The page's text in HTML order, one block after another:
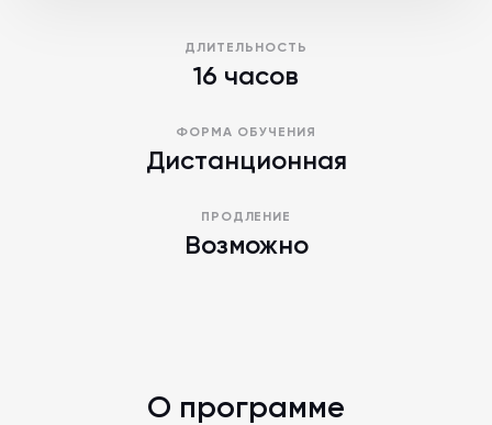
ДЛИТЕЛЬНОСТЬ
16 часов
ФОРМА ОБУЧЕНИЯ
Дистанционная
ПРОДЛЕНИЕ
Возможно
О программе